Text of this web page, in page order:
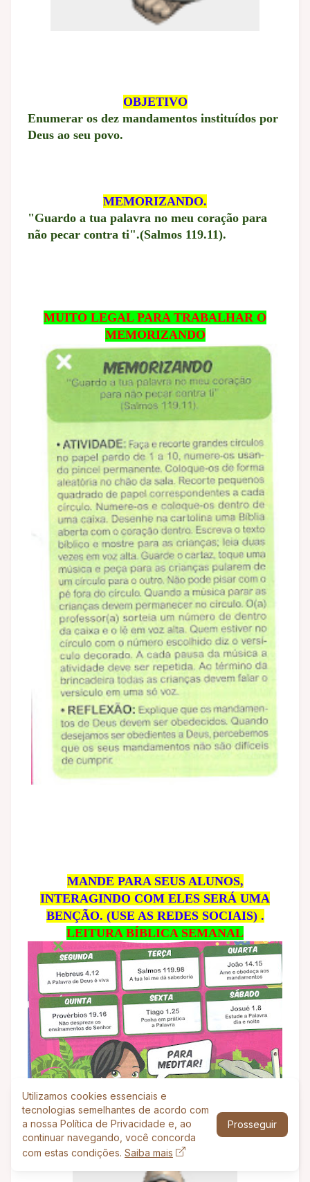
OBJETIVO
Enumerar os dez mandamentos instituídos por
Deus ao seu povo.
MEMORIZANDO.
"Guardo a tua palavra no meu coração para
não pecar contra ti".(Salmos 119.11).
MUITO LEGAL PARA TRABALHAR O
MEMORIZANDO
MANDE PARA SEUS ALUNOS,
INTERAGINDO COM ELES SERÁ UMA
BENÇÃO. (USE AS REDES SOCIAIS) .
LEITURA BÍBLICA SEMANAL
Utilizamos cookies essenciais e
tecnologias semelhantes de acordo com
a nossa Política de Privacidade e, ao
continuar navegando, você concorda
com estas condições. Saiba mais
Prosseguir